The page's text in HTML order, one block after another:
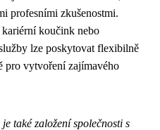
profesními zkušenostmi.
koučink nebo
lze poskytovat flexibilně
pro vytvoření zajímavého
také založení společnosti s